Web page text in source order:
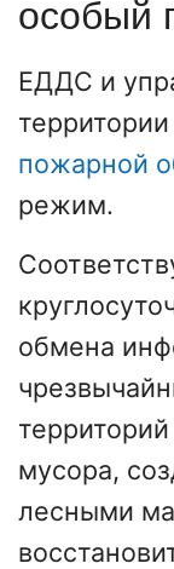
особый
ЕДДС и
территории
пожарной
режим.
обмена
мусора,
лесными